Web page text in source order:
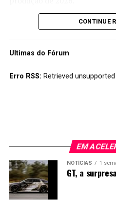
A marca de Maranello prevê
600 unidades por ano,
primeiro ano parece que tal
CONTINUE
Ultimas do Fórum
Erro RSS: Retrieved
EM
NOTÍCIAS 1
GT, a